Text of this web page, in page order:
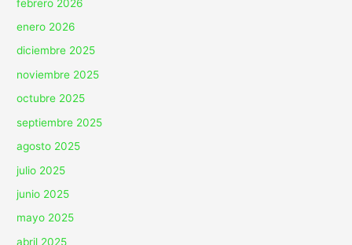
febrero 2026
enero 2026
diciembre 2025
noviembre 2025
octubre 2025
septiembre 2025
agosto 2025
julio 2025
junio 2025
mayo 2025
abril 2025